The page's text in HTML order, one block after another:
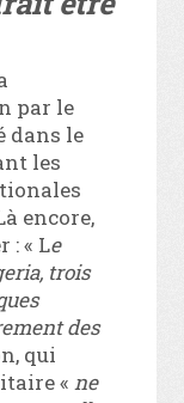
par le
dans le
les
encore,
: « Le
trois
des
qui
« ne